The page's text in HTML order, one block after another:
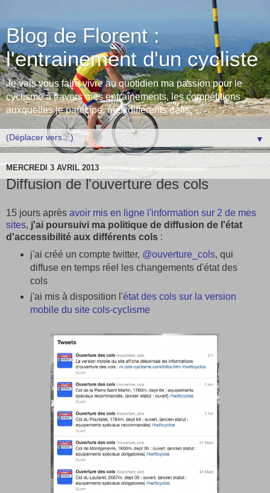
Blog de Florent :
l'entrainement d'un cycliste
Je vais vous faire vivre au quotidien ma passion pour le
cyclisme à travers mes entraînements, les compétitions
auxquelles je participe, mes différents défis, ...
▼
MERCREDI 3 AVRIL 2013
Diffusion de l'ouverture des cols
15 jours après avoir mis en ligne l'information sur 2 de mes
sites, j'ai poursuivi ma politique de diffusion de l'état
d'accessibilité aux différents cols :
j'ai créé un compte twitter, @ouverture_cols, qui
diffuse en temps réel les changements d'état des
cols
j'ai mis à disposition l'état des cols sur la version
mobile du site cols-cyclisme